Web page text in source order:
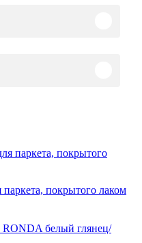
покрытого лаком